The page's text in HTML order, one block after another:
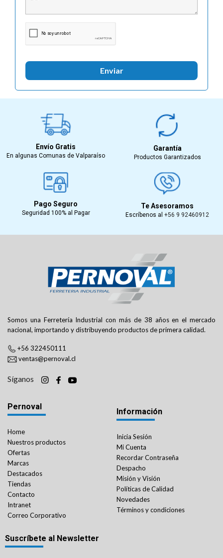
Enviar
Envío Gratis
En algunas Comunas de Valparaíso
Garantía
Productos Garantizados
Pago Seguro
Seguridad 100% al Pagar
Te Asesoramos
Escríbenos al +56 9 92460912
Somos una Ferretería Industrial con más de 38 años en el mercado
nacional, importando y distribuyendo productos de primera calidad.
+56 322450111
ventas@pernoval.cl
Síganos
Pernoval
Home
Nuestros productos
Ofertas
Marcas
Destacados
Tiendas
Contacto
Intranet
Correo Corporativo
Información
Inicia Sesión
Mi Cuenta
Recordar Contraseña
Despacho
Misión y Visión
Políticas de Calidad
Novedades
Términos y condiciones
Suscríbete al Newsletter